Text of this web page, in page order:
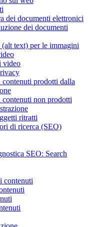
dei documenti elettronici
dei documenti
text) per le immagini
video
prodotti dalla
non prodotti
ritratti
di ricerca (SEO)
SEO: Search
contenuti